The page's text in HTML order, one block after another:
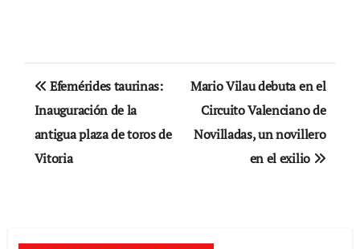
Navegación
de
entradas
Efemérides taurinas:
Inauguración de la
antigua plaza de toros de
Vitoria
Mario Vilau debuta en el
Circuito Valenciano de
Novilladas, un novillero
en el exilio